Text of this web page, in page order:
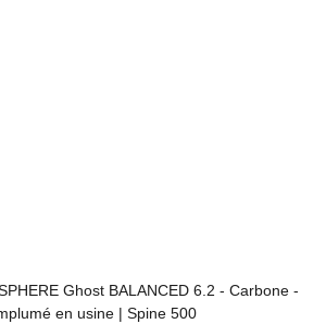
Ghost BALANCED 6.2 - Carbone -
en usine | Spine 500